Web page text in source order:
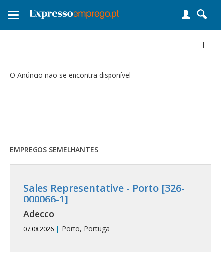
Toggle
|
O Anúncio não se encontra disponível
EMPREGOS SEMELHANTES
Sales Representative - Porto [326-
000066-1]
Adecco
07.08.2026 | Porto, Portugal